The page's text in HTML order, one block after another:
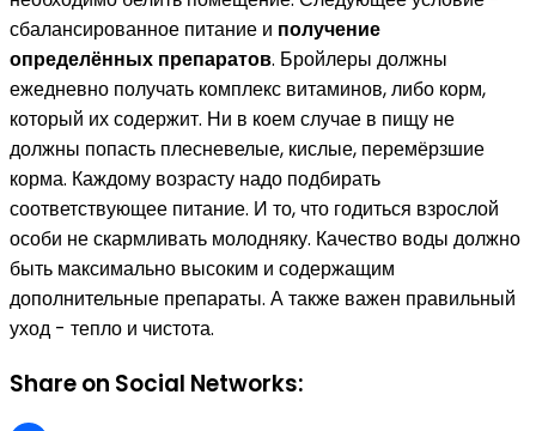
сбалансированное питание и получение
определённых препаратов. Бройлеры должны
ежедневно получать комплекс витаминов, либо корм,
который их содержит. Ни в коем случае в пищу не
должны попасть плесневелые, кислые, перемёрзшие
корма. Каждому возрасту надо подбирать
соответствующее питание. И то, что годиться взрослой
особи не скармливать молодняку. Качество воды должно
быть максимально высоким и содержащим
дополнительные препараты. А также важен правильный
уход - тепло и чистота.
Share on Social Networks: